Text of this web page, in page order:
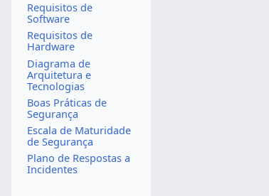
Requisitos de
Software
Requisitos de
Hardware
Diagrama de
Arquitetura e
Tecnologias
Boas Práticas de
Segurança
Escala de Maturidade
de Segurança
Plano de Respostas a
Incidentes